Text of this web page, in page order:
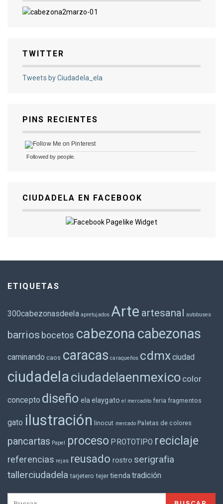
TWITTER
Tweets by Ciudadela_ela
PINS RECIENTES
Followed bypeople.
CIUDADELA EN FACEBOOK
ETIQUETAS
300cabezonasdeela apretujados Arte artesanal autobuses
barrios bocetos cabezona cabezonas
caminando caos caracas caraqueños cdmxciudad
ciudadelaciudadelaenmexico color
concepto diseño ela elaygato el mercadito feria fragmentos
gato ilustración linocut mercado Paletas de colores
pancartas Papel proceso PROTOTIPO reciclaje
referencias rejas reusado rostro serigrafia
tallerciudadela tarjetero tejer tienda tradición